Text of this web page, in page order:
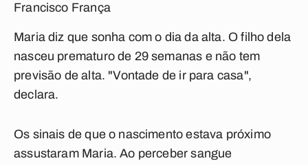
Francisco França
Maria diz que sonha com o dia da alta. O filho dela
nasceu prematuro de 29 semanas e não tem
previsão de alta. "Vontade de ir para casa",
declara.
Os sinais de que o nascimento estava próximo
assustaram Maria. Ao perceber sangue